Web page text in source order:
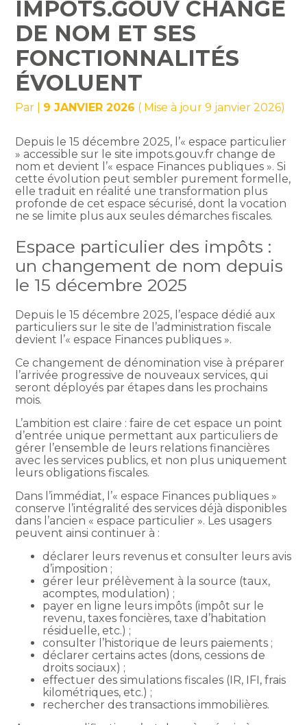
IMPOTS.GOUV CHANGE
DE NOM ET SES
FONCTIONNALITÉS
ÉVOLUENT
Par 9 JANVIER 2026 ( Mise à jour 9 janvier 2026)
Depuis le 15 décembre 2025, l’« espace particulier
» accessible sur le site impots.gouv.fr change de
nom et devient l’« espace Finances publiques ». Si
cette évolution peut sembler purement formelle,
elle traduit en réalité une transformation plus
profonde de cet espace sécurisé, dont la vocation
ne se limite plus aux seules démarches fiscales.
Espace particulier des impôts :
un changement de nom depuis
le 15 décembre 2025
Depuis le 15 décembre 2025, l’espace dédié aux
particuliers sur le site de l’administration fiscale
devient l’« espace Finances publiques ».
Ce changement de dénomination vise à préparer
l’arrivée progressive de nouveaux services, qui
seront déployés par étapes dans les prochains
mois.
L’ambition est claire : faire de cet espace un point
d’entrée unique permettant aux particuliers de
gérer l’ensemble de leurs relations financières
avec les services publics, et non plus uniquement
leurs obligations fiscales.
Dans l’immédiat, l’« espace Finances publiques »
conserve l’intégralité des services déjà disponibles
dans l’ancien « espace particulier ». Les usagers
peuvent ainsi continuer à :
déclarer leurs revenus et consulter leurs avis
d’imposition ;
gérer leur prélèvement à la source (taux,
acomptes, modulation) ;
payer en ligne leurs impôts (impôt sur le
revenu, taxes foncières, taxe d’habitation
résiduelle, etc.) ;
consulter l’historique de leurs paiements ;
déclarer certains actes (dons, cessions de
droits sociaux) ;
effectuer des simulations fiscales (IR, IFI, frais
kilométriques, etc.) ;
rechercher des transactions immobilières.